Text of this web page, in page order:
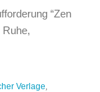
“Zen
Ruhe,
Verlage